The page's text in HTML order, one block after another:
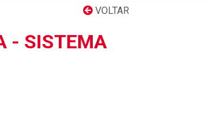
VOLTAR
- SISTEMA